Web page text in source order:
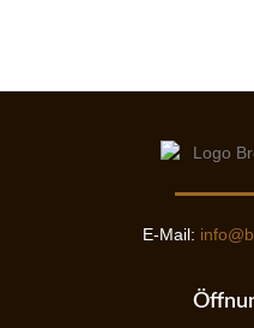
E-Mail: